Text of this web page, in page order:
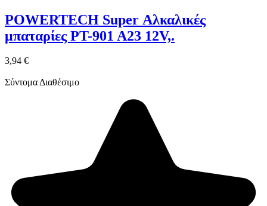
POWERTECH Super Αλκαλικές
μπαταρίες PT-901 A23 12V,.
3,94 €
Σύντομα Διαθέσιμο